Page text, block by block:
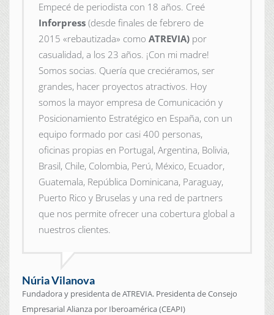
Empecé de periodista con 18 años. Creé
Inforpress (desde finales de febrero de
2015 «rebautizada» como ATREVIA) por
casualidad, a los 23 años. ¡Con mi madre!
Somos socias. Quería que creciéramos, ser
grandes, hacer proyectos atractivos. Hoy
somos la mayor empresa de Comunicación y
Posicionamiento Estratégico en España, con un
equipo formado por casi 400 personas,
oficinas propias en Portugal, Argentina, Bolivia,
Brasil, Chile, Colombia, Perú, México, Ecuador,
Guatemala, República Dominicana, Paraguay,
Puerto Rico y Bruselas y una red de partners
que nos permite ofrecer una cobertura global a
nuestros clientes.
Núria Vilanova
Fundadora y presidenta de ATREVIA. Presidenta de Consejo
Empresarial Alianza por Iberoamérica (CEAPI)